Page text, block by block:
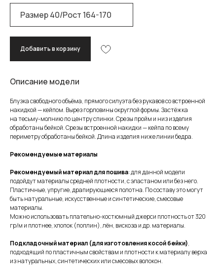
Добавить в корзину
Описание модели
Блузка свободного объёма, прямого силуэта без рукавов со встроенной
накидкой — кейпом. Вырез горловины округлой формы. Застёжка
на тесьму-молнию по центру спинки. Срезы пройм и низ изделия
обработаны бейкой. Срезы встроенной накидки — кейпа по всему
периметру обработаны бейкой. Длина изделия ниже линии бедра.
Рекомендуемые материалы
Рекомендуемый материал для пошива: для данной модели
подойдут материалы средней плотности, с эластаном или без него.
Пластичные, упругие, драпирующиеся полотна. По составу это могут
быть натуральные, искусственные и синтетические, смесовые
материалы.
Можно использовать плательно-костюмный джерси плотность от 320
гр/м и плотнее, хлопок (поплин), лён, вискоза и др. материалы.
Подкладочный материал (для изготовления косой бейки),
подходящий по пластичным свойствам и плотности к материалу верха
из натуральных, синтетических или смесовых волокон.